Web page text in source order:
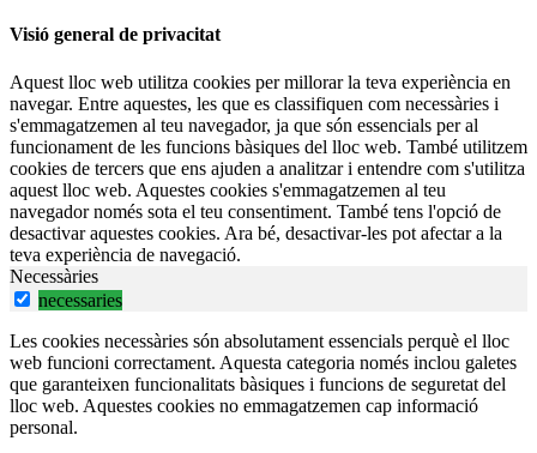
Visió general de privacitat
Aquest lloc web utilitza cookies per millorar la teva experiència en
navegar. Entre aquestes, les que es classifiquen com necessàries i
s'emmagatzemen al teu navegador, ja que són essencials per al
funcionament de les funcions bàsiques del lloc web. També utilitzem
cookies de tercers que ens ajuden a analitzar i entendre com s'utilitza
aquest lloc web. Aquestes cookies s'emmagatzemen al teu
navegador només sota el teu consentiment. També tens l'opció de
desactivar aquestes cookies. Ara bé, desactivar-les pot afectar a la
teva experiència de navegació.
Necessàries
necessaries
Les cookies necessàries són absolutament essencials perquè el lloc
web funcioni correctament. Aquesta categoria només inclou galetes
que garanteixen funcionalitats bàsiques i funcions de seguretat del
lloc web. Aquestes cookies no emmagatzemen cap informació
personal.